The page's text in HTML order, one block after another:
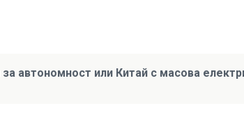
автономност или Китай с масова